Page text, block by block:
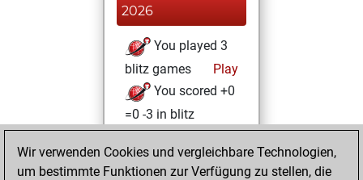
2026
You played 3
blitz games
Play
You scored +0
=0 -3 in blitz
Donnerstag, Mai
29, 2025
Wir verwenden Cookies und vergleichbare Technologien,
um bestimmte Funktionen zur Verfügung zu stellen, die